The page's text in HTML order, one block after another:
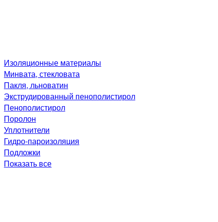
Изоляционные материалы
Минвата, стекловата
Пакля, льноватин
Экструдированный пенополистирол
Пенополистирол
Поролон
Уплотнители
Гидро-пароизоляция
Подложки
Показать все